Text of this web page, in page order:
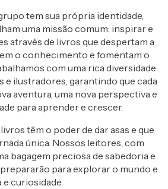
tem sua própria identidade,
uma missão comum: inspirar e
através de livros que despertam a
o conhecimento e fomentam o
com uma rica diversidade
e ilustradores, garantindo que cada
aventura, uma nova perspectiva e
para aprender e crescer.
têm o poder de dar asas e que
única. Nossos leitores, com
bagagem preciosa de sabedoria e
para explorar o mundo e
e curiosidade.